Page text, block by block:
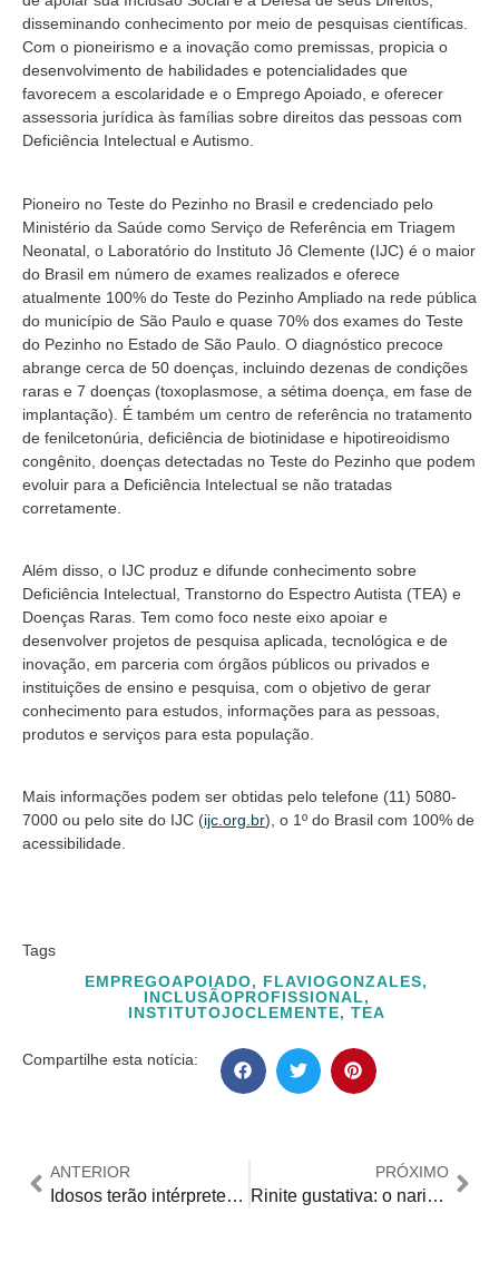
disseminando conhecimento por meio de pesquisas científicas.
Com o pioneirismo e a inovação como premissas, propicia o
desenvolvimento de habilidades e potencialidades que
favorecem a escolaridade e o Emprego Apoiado, e oferecer
assessoria jurídica às famílias sobre direitos das pessoas com
Deficiência Intelectual e Autismo.
Pioneiro no Teste do Pezinho no Brasil e credenciado pelo
Ministério da Saúde como Serviço de Referência em Triagem
Neonatal, o Laboratório do Instituto Jô Clemente (IJC) é o maior
do Brasil em número de exames realizados e oferece
atualmente 100% do Teste do Pezinho Ampliado na rede pública
do município de São Paulo e quase 70% dos exames do Teste
do Pezinho no Estado de São Paulo. O diagnóstico precoce
abrange cerca de 50 doenças, incluindo dezenas de condições
raras e 7 doenças (toxoplasmose, a sétima doença, em fase de
implantação). É também um centro de referência no tratamento
de fenilcetonúria, deficiência de biotinidase e hipotireoidismo
congênito, doenças detectadas no Teste do Pezinho que podem
evoluir para a Deficiência Intelectual se não tratadas
corretamente.
Além disso, o IJC produz e difunde conhecimento sobre
Deficiência Intelectual, Transtorno do Espectro Autista (TEA) e
Doenças Raras. Tem como foco neste eixo apoiar e
desenvolver projetos de pesquisa aplicada, tecnológica e de
inovação, em parceria com órgãos públicos ou privados e
instituições de ensino e pesquisa, com o objetivo de gerar
conhecimento para estudos, informações para as pessoas,
produtos e serviços para esta população.
Mais informações podem ser obtidas pelo telefone (11) 5080-
7000 ou pelo site do IJC (ijc.org.br), o 1º do Brasil com 100% de
acessibilidade.
Tags
EMPREGOAPOIADO, FLAVIOGONZALES,
INCLUSÃOPROFISSIONAL,
INSTITUTOJOCLEMENTE, TEA
Compartilhe esta notícia:
ANTERIOR
Idosos terão intérpretes de Libras em instituições do Rio de Janeiro
PRÓXIMO
Rinite gustativa: o nariz que “escorre” na hora da refeição